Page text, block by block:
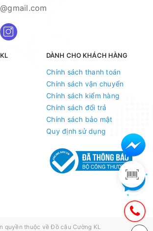
DÀNH CHO KHÁCH HÀNG
Chính sách thanh toán
Chính sách vận chuyển
Chính sách kiểm hàng
Chính sách đổi trả
Chính sách bảo mật
Quy định sử dụng
quyền thuộc vềĐồ câu Cường KL